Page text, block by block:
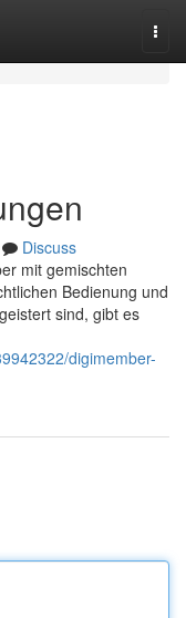
Discuss
mit gemischten
Bedienung und
sind, gibt es
digimember-